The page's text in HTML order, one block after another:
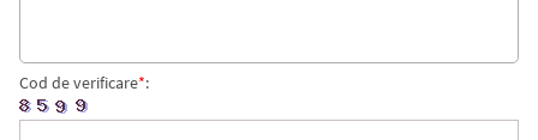
Cod de verificare*: